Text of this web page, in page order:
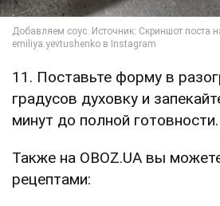
11. Поставьте форму в
градусов духовку и
минут до полной готовности.
Также на OBOZ.UA вы
рецептами: